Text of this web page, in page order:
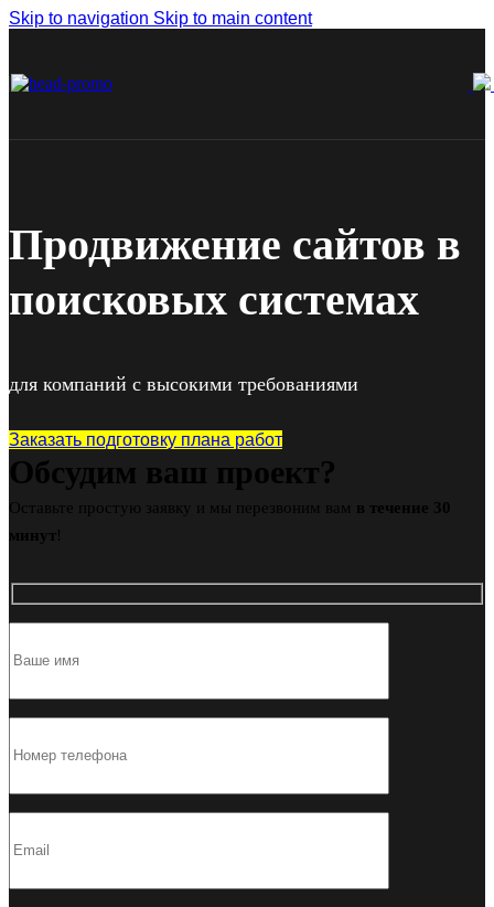
Skip to navigation Skip to main content
Продвижение сайтов в
поисковых системах
для компаний с высокими требованиями
Заказать подготовку плана работ
Обсудим ваш проект?
Оставьте простую заявку и мы перезвоним вам в течение 30
минут!